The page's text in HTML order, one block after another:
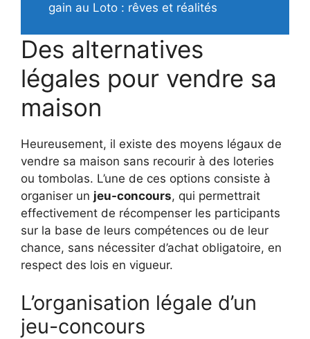
gain au Loto : rêves et réalités
Des alternatives
légales pour vendre sa
maison
Heureusement, il existe des moyens légaux de
vendre sa maison sans recourir à des loteries
ou tombolas. L’une de ces options consiste à
organiser un jeu-concours, qui permettrait
effectivement de récompenser les participants
sur la base de leurs compétences ou de leur
chance, sans nécessiter d’achat obligatoire, en
respect des lois en vigueur.
L’organisation légale d’un
jeu-concours